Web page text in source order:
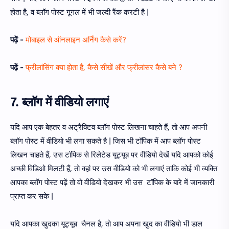
होता है, व ब्लॉग पोस्ट गूगल में भी जल्दी रैंक करटी है |
पढ़ें -मोबाइल से ऑनलाइन अर्निंग कैसे करें?
पढ़ें -फ्रीलांसिंग क्या होता है, कैसे सीखें और फ्रीलांसर कैसे बने ?
7. ब्लॉग में वीडियो लगाएं
यदि आप एक बेहतर व अट्रैक्टिव ब्लॉग पोस्ट लिखना चाहते हैं, तो आप अपनी
ब्लॉग पोस्ट में वीडियो भी लगा सकते है | जिस भी टॉपिक में आप ब्लॉग पोस्ट
लिखन चाहते हैं, उस टॉपिक से रिलेटेड यूट्यूब पर वीडियो देखें यदि आपको कोई
अच्छी विडिओ मिलटी हैं, तो वहां पर उस वीडियो को भी लगाएं ताकि कोई भी व्यक्ति
आपका ब्लॉग पोस्ट पढ़ें तो वो वीडियो देखकर भी उस टॉपिक के बारे में जानकारी
प्राप्त कर सके |
यदि आपका खुदका यूट्यूब चैनल है, तो आप अपना खुद का वीडियो भी डाल